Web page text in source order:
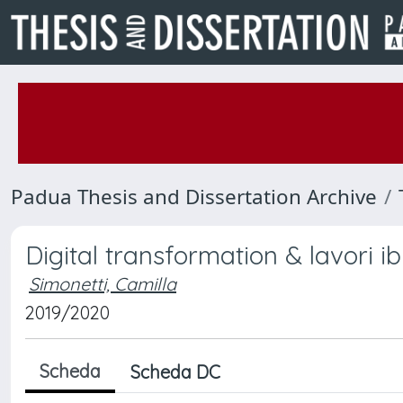
Padua Thesis and Dissertation Archive
Digital transformation & lavori
Simonetti, Camilla
2019/2020
Scheda Scheda DC